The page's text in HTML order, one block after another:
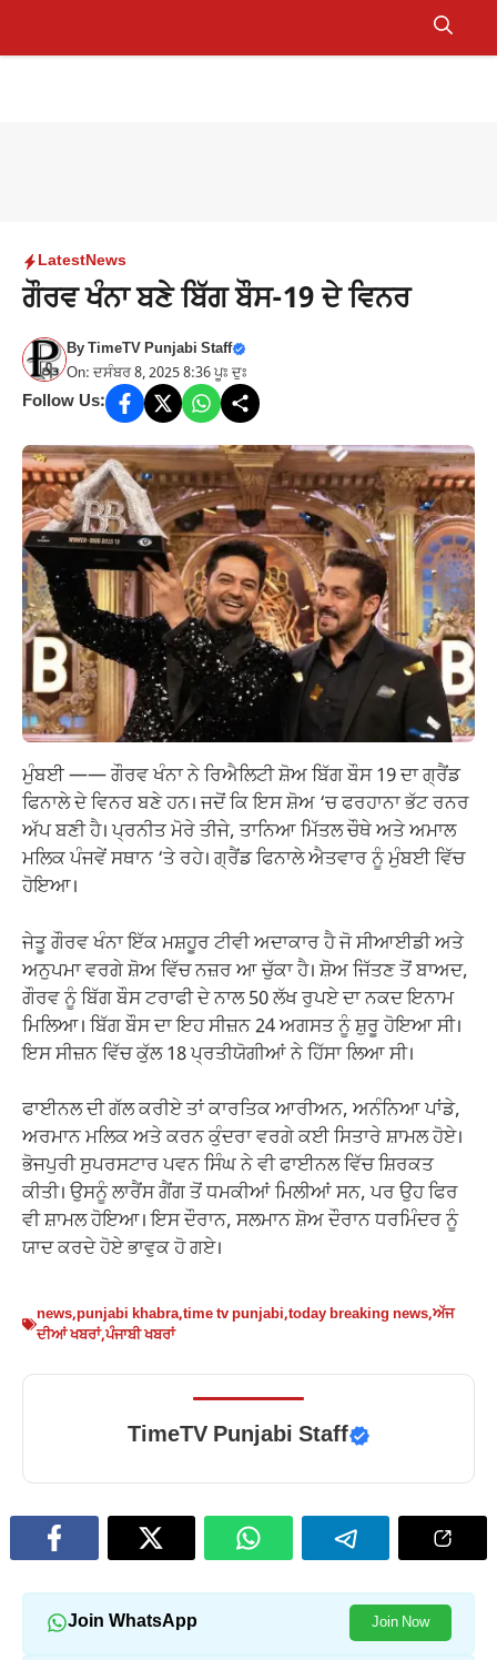
Menu
LatestNews
ਗੌਰਵ ਖੰਨਾ ਬਣੇ ਬਿੱਗ ਬੌਸ-19 ਦੇ ਵਿਨਰ
ByTimeTV Punjabi Staff
On: ਦਸੰਬਰ 8, 2025 8:36 ਪੂਃ ਦੁਃ
Follow Us:
ਮੁੰਬਈ —— ਗੌਰਵ ਖੰਨਾ ਨੇ ਰਿਐਲਿਟੀ ਸ਼ੋਅ ਬਿੱਗ ਬੌਸ 19 ਦਾ ਗ੍ਰੈਂਡ
ਫਿਨਾਲੇ ਦੇ ਵਿਨਰ ਬਣੇ ਹਨ। ਜਦੋਂ ਕਿ ਇਸ ਸ਼ੋਅ ‘ਚ ਫਰਹਾਨਾ ਭੱਟ ਰਨਰ
ਅੱਪ ਬਣੀ ਹੈ। ਪ੍ਰਨੀਤ ਮੋਰੇ ਤੀਜੇ, ਤਾਨਿਆ ਮਿੱਤਲ ਚੌਥੇ ਅਤੇ ਅਮਾਲ
ਮਲਿਕ ਪੰਜਵੇਂ ਸਥਾਨ ‘ਤੇ ਰਹੇ। ਗ੍ਰੈਂਡ ਫਿਨਾਲੇ ਐਤਵਾਰ ਨੂੰ ਮੁੰਬਈ ਵਿੱਚ
ਹੋਇਆ।
ਜੇਤੂ ਗੌਰਵ ਖੰਨਾ ਇੱਕ ਮਸ਼ਹੂਰ ਟੀਵੀ ਅਦਾਕਾਰ ਹੈ ਜੋ ਸੀਆਈਡੀ ਅਤੇ
ਅਨੁਪਮਾ ਵਰਗੇ ਸ਼ੋਅ ਵਿੱਚ ਨਜ਼ਰ ਆ ਚੁੱਕਾ ਹੈ। ਸ਼ੋਅ ਜਿੱਤਣ ਤੋਂ ਬਾਅਦ,
ਗੌਰਵ ਨੂੰ ਬਿੱਗ ਬੌਸ ਟਰਾਫੀ ਦੇ ਨਾਲ 50 ਲੱਖ ਰੁਪਏ ਦਾ ਨਕਦ ਇਨਾਮ
ਮਿਲਿਆ। ਬਿੱਗ ਬੌਸ ਦਾ ਇਹ ਸੀਜ਼ਨ 24 ਅਗਸਤ ਨੂੰ ਸ਼ੁਰੂ ਹੋਇਆ ਸੀ।
ਇਸ ਸੀਜ਼ਨ ਵਿੱਚ ਕੁੱਲ 18 ਪ੍ਰਤੀਯੋਗੀਆਂ ਨੇ ਹਿੱਸਾ ਲਿਆ ਸੀ।
ਫਾਈਨਲ ਦੀ ਗੱਲ ਕਰੀਏ ਤਾਂ ਕਾਰਤਿਕ ਆਰੀਅਨ, ਅਨੰਨਿਆ ਪਾਂਡੇ,
ਅਰਮਾਨ ਮਲਿਕ ਅਤੇ ਕਰਨ ਕੁੰਦਰਾ ਵਰਗੇ ਕਈ ਸਿਤਾਰੇ ਸ਼ਾਮਲ ਹੋਏ।
ਭੋਜਪੁਰੀ ਸੁਪਰਸਟਾਰ ਪਵਨ ਸਿੰਘ ਨੇ ਵੀ ਫਾਈਨਲ ਵਿੱਚ ਸ਼ਿਰਕਤ
ਕੀਤੀ। ਉਸਨੂੰ ਲਾਰੈਂਸ ਗੈਂਗ ਤੋਂ ਧਮਕੀਆਂ ਮਿਲੀਆਂ ਸਨ, ਪਰ ਉਹ ਫਿਰ
ਵੀ ਸ਼ਾਮਲ ਹੋਇਆ। ਇਸ ਦੌਰਾਨ, ਸਲਮਾਨ ਸ਼ੋਅ ਦੌਰਾਨ ਧਰਮਿੰਦਰ ਨੂੰ
ਯਾਦ ਕਰਦੇ ਹੋਏ ਭਾਵੁਕ ਹੋ ਗਏ।
news,punjabi khabra,time tv punjabi,today breaking news,ਅੱਜ
ਦੀਆਂ ਖਬਰਾਂ,ਪੰਜਾਬੀ ਖਬਰਾਂ
TimeTV Punjabi Staff
Join WhatsApp Join Now